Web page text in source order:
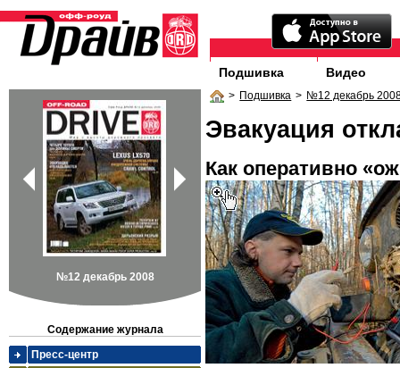
Подшивка Видео
> Подшивка > №12 декабрь
Эвакуация
Как оперативно
№12 декабрь 2008
Содержание журнала
Пресс-центр